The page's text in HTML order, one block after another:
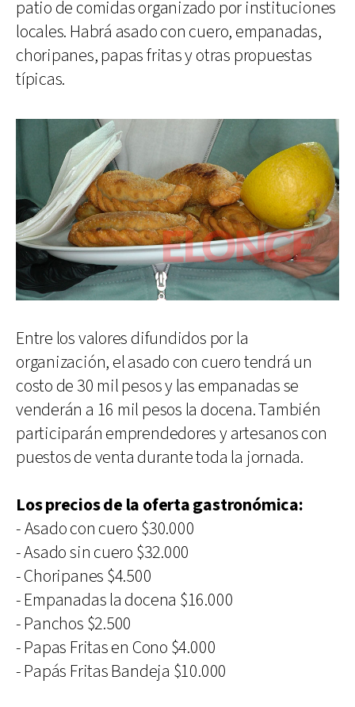
patio de comidas organizado por instituciones
locales. Habrá asado con cuero, empanadas,
choripanes, papas fritas y otras propuestas
típicas.
Entre los valores difundidos por la
organización, el asado con cuero tendrá un
costo de 30 mil pesos y las empanadas se
venderán a 16 mil pesos la docena. También
participarán emprendedores y artesanos con
puestos de venta durante toda la jornada.
Los precios de la oferta gastronómica:
- Asado con cuero $30.000
- ⁠Asado sin cuero $32.000
- ⁠Choripanes $4.500
- ⁠Empanadas la docena $16.000
- ⁠Panchos $2.500
- ⁠Papas Fritas en Cono $4.000
- ⁠Papás Fritas Bandeja $10.000